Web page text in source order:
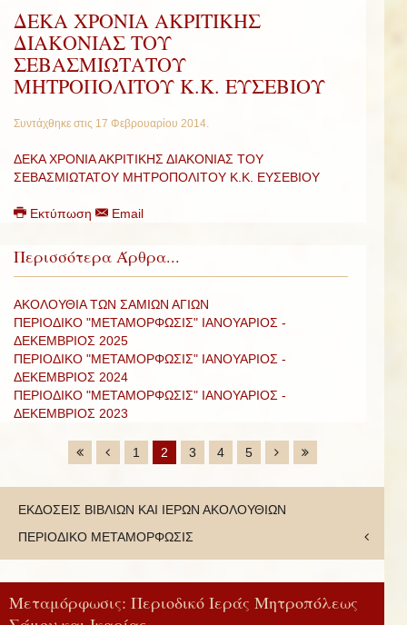
ΔΕΚΑ ΧΡΟΝΙΑ ΑΚΡΙΤΙΚΗΣ
ΔΙΑΚΟΝΙΑΣ ΤΟΥ
ΣΕΒΑΣΜΙΩΤΑΤΟΥ
ΜΗΤΡΟΠΟΛΙΤΟΥ Κ.Κ. ΕΥΣΕΒΙΟΥ
Συντάχθηκε στις 17 Φεβρουαρίου 2014.
ΔΕΚΑ ΧΡΟΝΙΑ ΑΚΡΙΤΙΚΗΣ ΔΙΑΚΟΝΙΑΣ ΤΟΥ
ΣΕΒΑΣΜΙΩΤΑΤΟΥ ΜΗΤΡΟΠΟΛΙΤΟΥ Κ.Κ. ΕΥΣΕΒΙΟΥ
Εκτύπωση Email
Περισσότερα Άρθρα...
ΑΚΟΛΟΥΘΙΑ ΤΩΝ ΣΑΜΙΩΝ ΑΓΙΩΝ
ΠΕΡΙΟΔΙΚΟ "ΜΕΤΑΜΟΡΦΩΣΙΣ" ΙΑΝΟΥΑΡΙΟΣ -
ΔΕΚΕΜΒΡΙΟΣ 2025
ΠΕΡΙΟΔΙΚΟ "ΜΕΤΑΜΟΡΦΩΣΙΣ" ΙΑΝΟΥΑΡΙΟΣ -
ΔΕΚΕΜΒΡΙΟΣ 2024
ΠΕΡΙΟΔΙΚΟ "ΜΕΤΑΜΟΡΦΩΣΙΣ" ΙΑΝΟΥΑΡΙΟΣ -
ΔΕΚΕΜΒΡΙΟΣ 2023
1 2 3 4 5
ΕΚΔΟΣΕΙΣ ΒΙΒΛΙΩΝ ΚΑΙ ΙΕΡΩΝ ΑΚΟΛΟΥΘΙΩΝ
ΠΕΡΙΟΔΙΚΟ ΜΕΤΑΜΟΡΦΩΣΙΣ
Μεταμόρφωσις: Περιοδικό Ιεράς Μητροπόλεως